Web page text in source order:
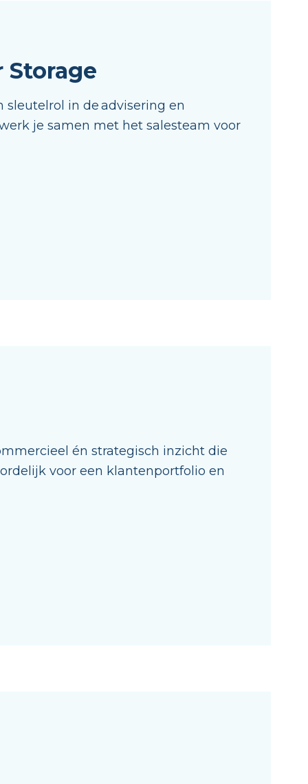
Storage
sleutelrol in de advisering en
je samen met het salesteam voor
én strategisch inzicht die
voor een klantenportfolio en